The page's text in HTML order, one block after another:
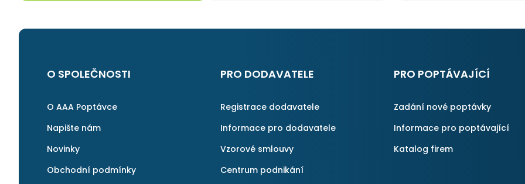
a AAApoptavka.cz mi tuto výhodu
najít rychlé řešení. Vše proběhlo
znovu.
začněte tady :-)
O SPOLEČNOSTI
O AAA Poptávce
Napište nám
Novinky
Obchodní podmínky
PRO DODAVATELE
Registrace dodavatele
Informace pro dodavatele
Vzorové smlouvy
Centrum podnikání
PRO POPTÁVAJÍCÍ
Zadání nové poptávky
Informace pro poptávající
Katalog firem